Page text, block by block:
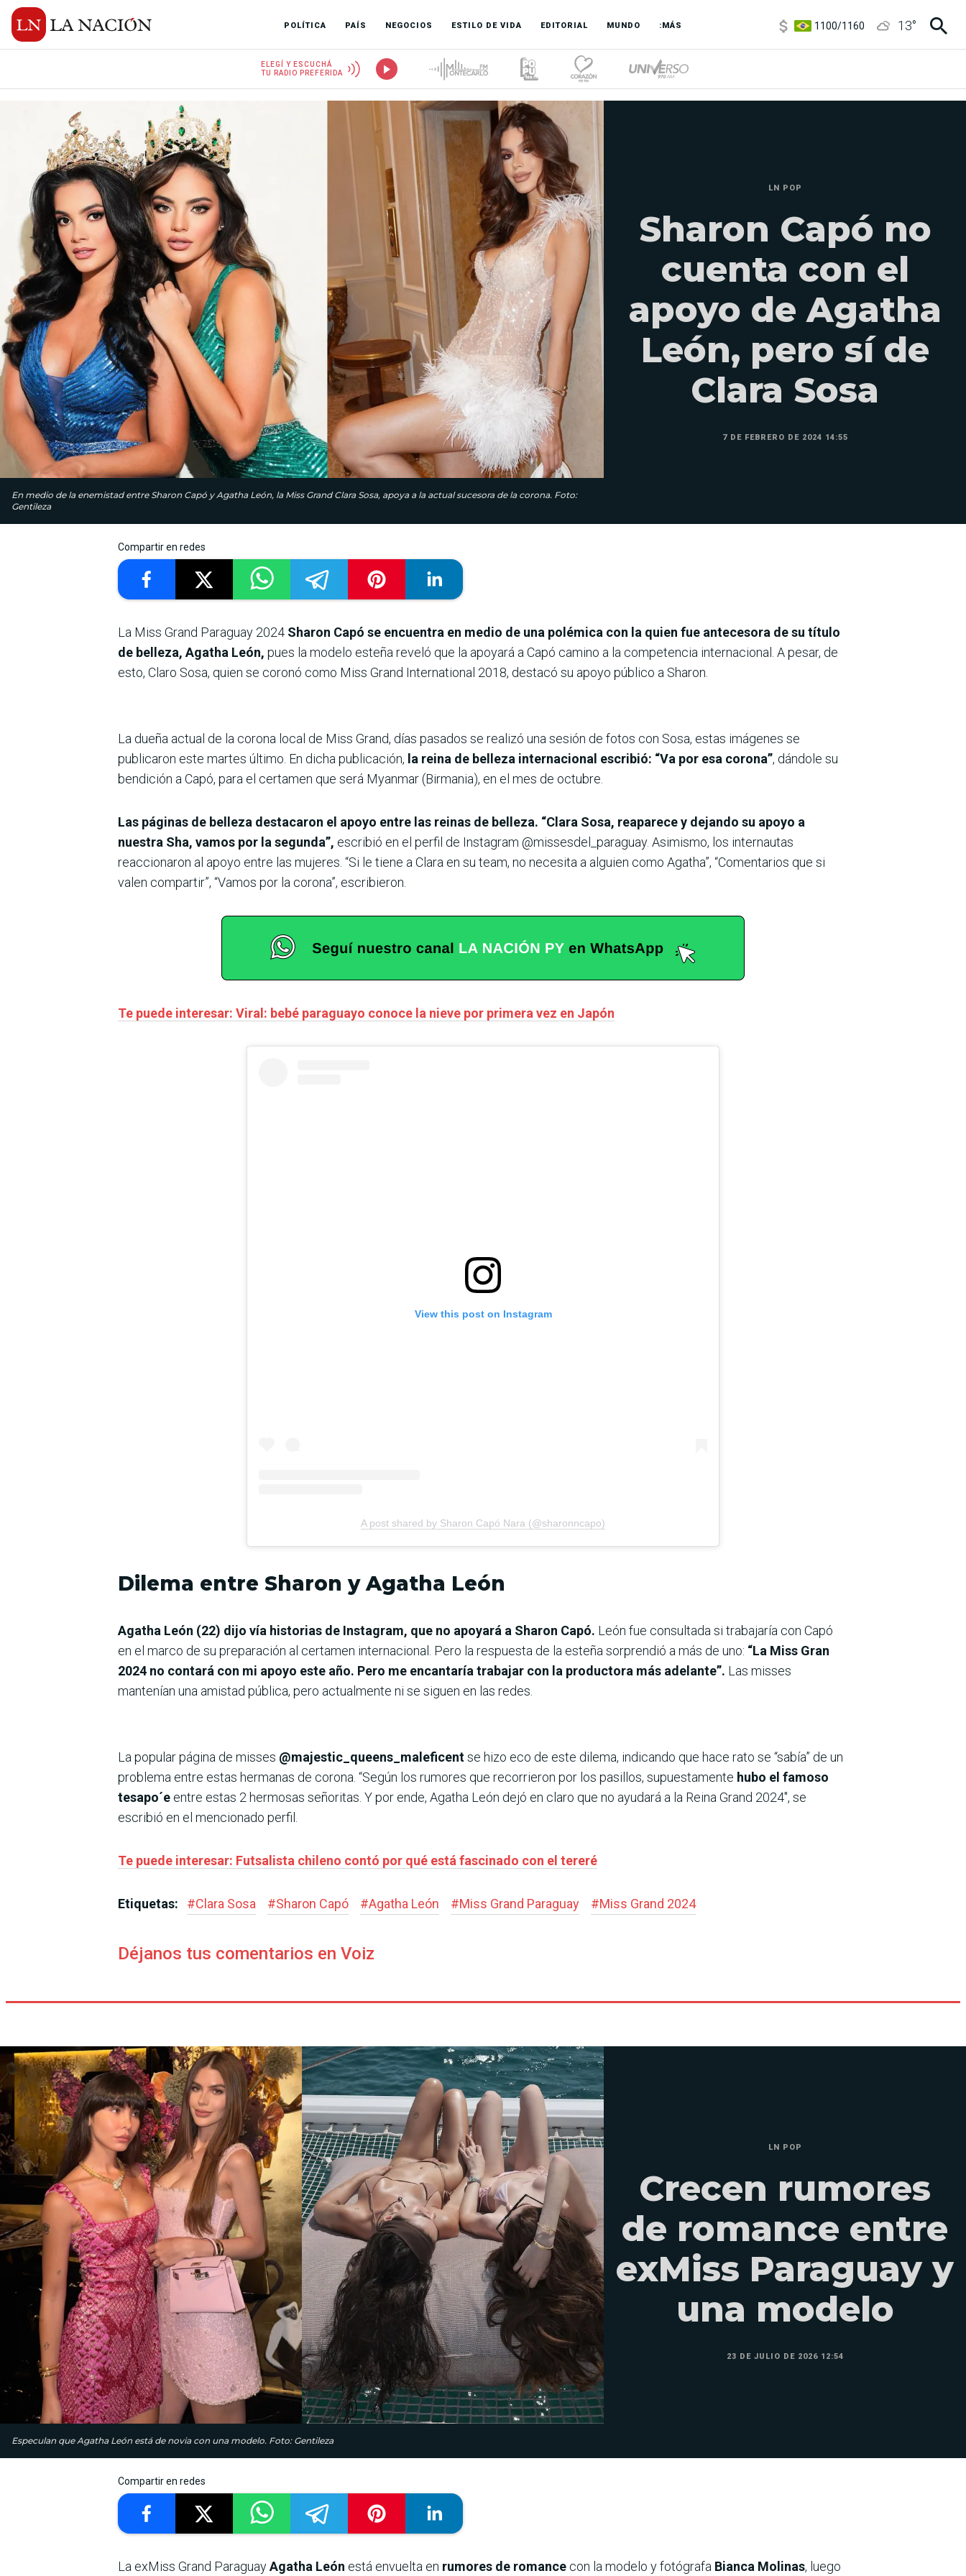
POLÍTICA PAÍS NEGOCIOS ESTILO DE VIDA EDITORIAL MUNDO :MÁS
3,8/4
13°
ELEGÍ Y ESCUCHÁ
TU RADIO PREFERIDA
En medio de la enemistad entre Sharon Capó y Agatha León, la Miss Grand Clara Sosa, apoya a la actual sucesora de la corona. Foto:
Gentileza
LN POP
Sharon Capó no
cuenta con el
apoyo de Agatha
León, pero sí de
Clara Sosa
7 DE FEBRERO DE 2024 14:55
Compartir en redes
La Miss Grand Paraguay 2024 Sharon Capó se encuentra en medio de una polémica con la quien fue antecesora de su título
de belleza, Agatha León, pues la modelo esteña reveló que la apoyará a Capó camino a la competencia internacional. A pesar, de
esto, Claro Sosa, quien se coronó como Miss Grand International 2018, destacó su apoyo público a Sharon.
La dueña actual de la corona local de Miss Grand, días pasados se realizó una sesión de fotos con Sosa, estas imágenes se
publicaron este martes último. En dicha publicación, la reina de belleza internacional escribió: “Va por esa corona”, dándole su
bendición a Capó, para el certamen que será Myanmar (Birmania), en el mes de octubre.
Las páginas de belleza destacaron el apoyo entre las reinas de belleza. “Clara Sosa, reaparece y dejando su apoyo a
nuestra Sha, vamos por la segunda”, escribió en el perfil de Instagram @missesdel_paraguay. Asimismo, los internautas
reaccionaron al apoyo entre las mujeres. “Si le tiene a Clara en su team, no necesita a alguien como Agatha”, “Comentarios que si
valen compartir”, “Vamos por la corona”, escribieron.
Te puede interesar: Viral: bebé paraguayo conoce la nieve por primera vez en Japón
View this post on Instagram
A post shared by Sharon Capó Nara (@sharonncapo)
Dilema entre Sharon y Agatha León
Agatha León (22) dijo vía historias de Instagram, que no apoyará a Sharon Capó. León fue consultada si trabajaría con Capó
en el marco de su preparación al certamen internacional. Pero la respuesta de la esteña sorprendió a más de uno: “La Miss Gran
2024 no contará con mi apoyo este año. Pero me encantaría trabajar con la productora más adelante”. Las misses
mantenían una amistad pública, pero actualmente ni se siguen en las redes.
La popular página de misses @majestic_queens_maleficentse hizo eco de este dilema, indicando que hace rato se “sabía” de un
problema entre estas hermanas de corona. “Según los rumores que recorrieron por los pasillos, supuestamente hubo el famoso
tesapo´e entre estas 2 hermosas señoritas. Y por ende, Agatha León dejó en claro que no ayudará a la Reina Grand 2024″, se
escribió en el mencionado perfil.
Te puede interesar: Futsalista chileno contó por qué está fascinado con el tereré
Etiquetas: #Clara Sosa #Sharon Capó #Agatha León #Miss Grand Paraguay #Miss Grand 2024
Déjanos tus comentarios en Voiz
Especulan que Agatha León está de novia con una modelo. Foto: Gentileza
LN POP
Crecen rumores
de romance entre
exMiss Paraguay y
una modelo
23 DE JULIO DE 2026 12:54
Compartir en redes
La exMiss Grand ParaguayAgatha León está envuelta en rumores de romance con la modelo y fotógrafa Bianca Molinas, luego